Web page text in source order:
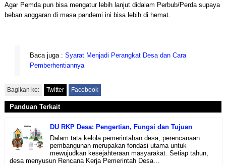
Agar Pemda pun bisa mengatur lebih lanjut didalam Perbub/Perda supaya
beban anggaran di masa pandemi ini bisa lebih di hemat.
Baca juga : Syarat Menjadi Perangkat Desa dan Cara
Pemberhentiannya
Bagikan ke: Twitter Facebook
Panduan Terkait
DU RKP Desa: Pengertian, Fungsi dan Tujuan
Dalam tata kelola pemerintahan desa, perencanaan
pembangunan merupakan fondasi utama untuk
mewujudkan kesejahteraan masyarakat. Setiap tahun,
desa menyusun Rencana Kerja Pemerintah Desa...